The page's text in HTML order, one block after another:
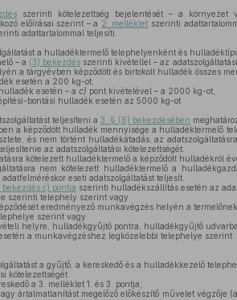
szerinti kötelezettség bejelentését – a környezet
előírásai szerint – a 2. melléklet szerinti
adattartalommal teljesíti.
a hulladéktermelő telephelyenként és
– a (3) bekezdés szerinti kivétellel – az
a tárgyévben képződött és birtokolt hulladék összes
esetén a 200 kg-ot,
esetén – a c) pont kivételével – a 2000 kg-ot,
bontási hulladék esetén az 5000 kg-ot
teljesíteni a 3. § (6) bekezdésében
a képződött hulladék mennyisége a hulladéktermelő
és nem történt hulladékátadás, az
az adatszolgáltatási kötelezettségét.
kötelezett hulladéktermelő a képződött hulladékról
nem kötelezett hulladéktermelő a
eseti adatszolgáltatást teljesít.
bekezdés c) pontja szerinti hulladékszállítás esetén az
szerinti telephely szerint vagy
eredményező munkavégzés helyén a
szerint vagy
helyre, hulladékgyűjtő pontra, hulladékgyűjtő
a munkavégzéshez legközelebbi telephelye szerint
a gyűjtő, a kereskedő és a hulladékkezelő
kötelezettségét
a 3. melléklet 1. és 3. pontja;
ártalmatlanítást megelőző előkészítő művelet végzője